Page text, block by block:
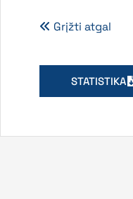
Grįžti atgal
STATISTIKA